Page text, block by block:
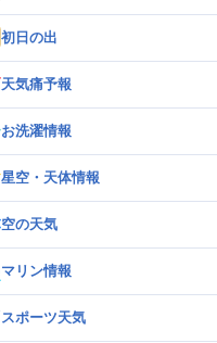
初日の出
天気痛予報
お洗濯情報
星空・天体情報
空の天気
マリン情報
スポーツ天気